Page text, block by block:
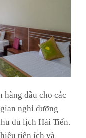
hàng đầu cho các
nghỉ dưỡng
du lịch Hải Tiến.
tiện ích và